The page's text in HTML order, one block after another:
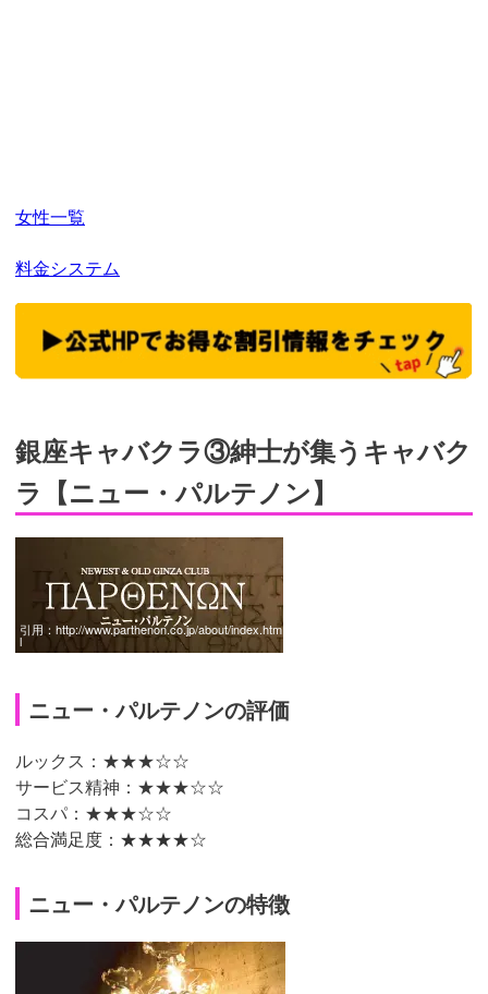
女性一覧
料金システム
https://j-
vogue.club/
銀座キャバクラ③紳士が集うキャバク
ラ【ニュー・パルテノン】
引用： http://www.parthenon.co.jp/about/index.htm
l
ニュー・パルテノンの評価
ルックス：★★★☆☆
サービス精神：★★★☆☆
コスパ：★★★☆☆
総合満足度：★★★★☆
ニュー・パルテノンの特徴